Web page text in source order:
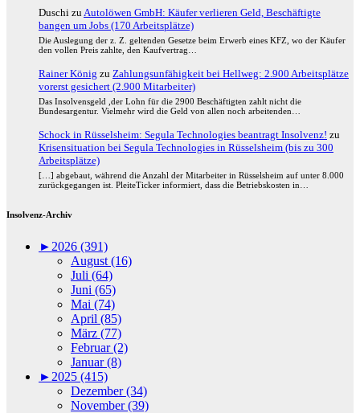
Duschi zuAutolöwen GmbH: Käufer verlieren Geld, Beschäftigte
bangen um Jobs (170 Arbeitsplätze)
Die Auslegung der z. Z. geltenden Gesetze beim Erwerb eines KFZ, wo der Käufer
den vollen Preis zahlte, den Kaufvertrag…
Rainer König zu Zahlungsunfähigkeit bei Hellweg: 2.900 Arbeitsplätze
vorerst gesichert (2.900 Mitarbeiter)
Das Insolvensgeld ,der Lohn für die 2900 Beschäftigten zahlt nicht die
Bundesargentur. Vielmehr wird die Geld von allen noch arbeitenden…
Schock in Rüsselsheim: Segula Technologies beantragt Insolvenz! zu
Krisensituation bei Segula Technologies in Rüsselsheim (bis zu 300
Arbeitsplätze)
[…] abgebaut, während die Anzahl der Mitarbeiter in Rüsselsheim auf unter 8.000
zurückgegangen ist. PleiteTicker informiert, dass die Betriebskosten in…
Insolvenz-Archiv
► 2026 (391)
August (16)
Juli (64)
Juni (65)
Mai (74)
April (85)
März (77)
Februar (2)
Januar (8)
► 2025 (415)
Dezember (34)
November (39)